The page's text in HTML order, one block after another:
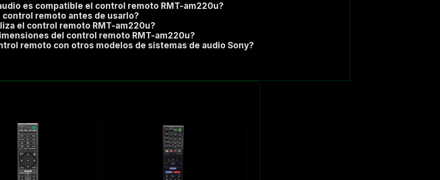
es compatible el control remoto RMT-am220u?
remoto antes de usarlo?
el control remoto RMT-am220u?
del control remoto RMT-am220u?
remoto con otros modelos de sistemas de audio Sony?